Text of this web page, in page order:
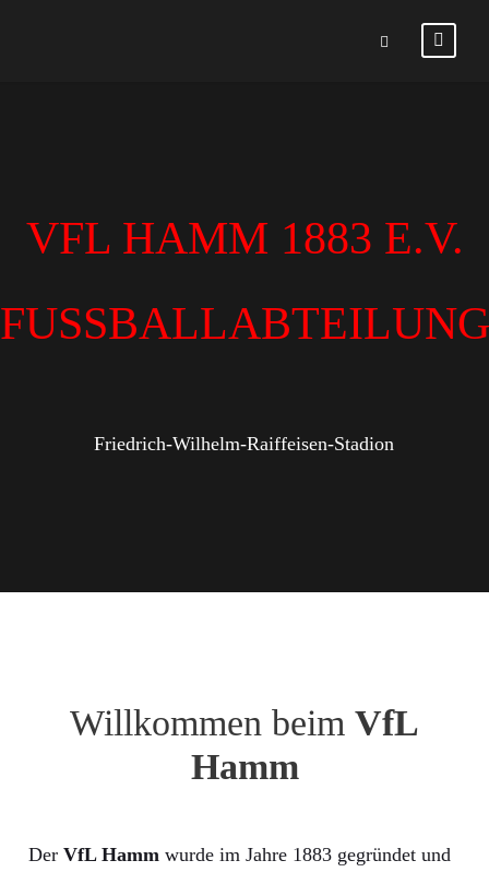
VFL HAMM 1883 E.V.
FUSSBALLABTEILUNG
Friedrich-Wilhelm-Raiffeisen-Stadion
Willkommen beim VfL
Hamm
Der VfL Hamm wurde im Jahre 1883 gegründet und